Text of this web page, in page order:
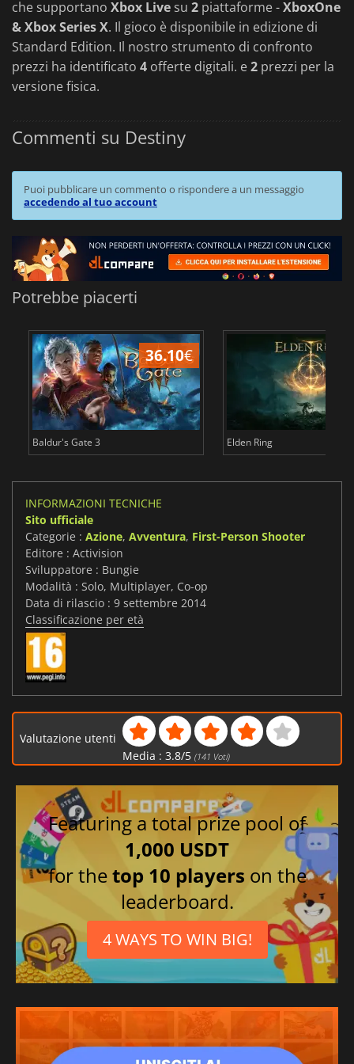
che supportano Xbox Live su 2 piattaforme -XboxOne
& Xbox Series X. Il gioco è disponibile in edizione di
Standard Edition. Il nostro strumento di confronto
prezzi ha identificato 4 offerte digitali. e2 prezzi per la
versione fisica.
Commenti su Destiny
Puoi pubblicare un commento o rispondere a un messaggio
accedendo al tuo account
Potrebbe piacerti
36.10€
Baldur's Gate 3 Elden Ring
INFORMAZIONI TECNICHE
Sito ufficiale
Categorie : Azione, Avventura, First-Person Shooter
Editore : Activision
Sviluppatore : Bungie
Modalità : Solo, Multiplayer, Co-op
Data di rilascio : 9 settembre 2014
Classificazione per età
Valutazione utenti
Media : 3.8/5 (141 Voti)
Featuring a total prize pool of
1,000 USDT
for thetop 10 players on the
leaderboard.
4 WAYS TO WIN BIG!